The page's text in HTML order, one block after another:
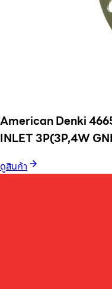
American Denki
INLET 3P(3P,4W
ดูสินค้า